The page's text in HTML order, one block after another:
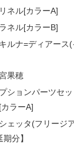
ネル[カラーA]
ネル[カラーB]
ルナ=ディアース
果穂
ションパーツセ
ラーA]
ェッタ(フリージ
分】